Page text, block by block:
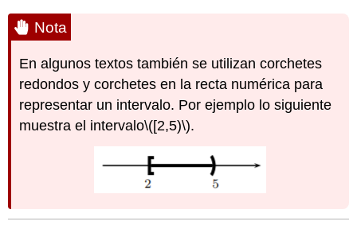
Nota
En algunos textos también se utilizan corchetes
redondos y corchetes en la recta numérica para
representar un intervalo. Por ejemplo lo siguiente
muestra el intervalo\([2,5)\).